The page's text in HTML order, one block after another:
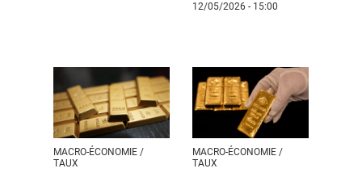
12/05/2026 - 15:00
MACRO-ÉCONOMIE /
TAUX
MACRO-ÉCONOMIE /
TAUX